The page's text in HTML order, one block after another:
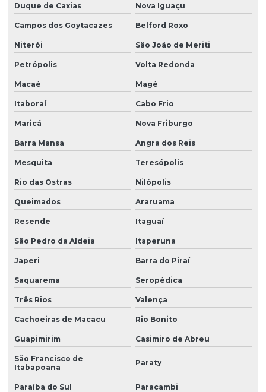
Plastisol
Plastisol para aplicações
Plastisol atóxico
Plastisol pvc
Querosene desodorizado
Querosene desodorizado preço
Redutor de viscosidade
Redutor de viscosidade atóxico para pastas
Resina hidrocarbônica
Resina de pvc em pó
Retardante de chamas
Sebo em pó
Solvente atóxico
Solvente para tinta
Solventes industriais
Trióxido de antimônio
Duque de Caxias Nova Iguaçu
Campos dos Goytacazes Belford Roxo
Niterói São João de Meriti
Petrópolis Volta Redonda
Macaé Magé
Itaboraí Cabo Frio
Maricá Nova Friburgo
Barra Mansa Angra dos Reis
Mesquita Teresópolis
Rio das Ostras Nilópolis
Queimados Araruama
Resende Itaguaí
São Pedro da Aldeia Itaperuna
Japeri Barra do Piraí
Saquarema Seropédica
Três Rios Valença
Cachoeiras de Macacu Rio Bonito
Guapimirim Casimiro de Abreu
São Francisco de
Itabapoana
Paraty
Paraíba do Sul Paracambi